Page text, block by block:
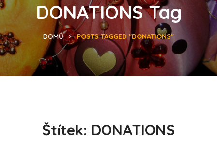
DONATIONS Tag
DOMŮ POSTS TAGGED "DONATIONS"
Štítek: DONATIONS